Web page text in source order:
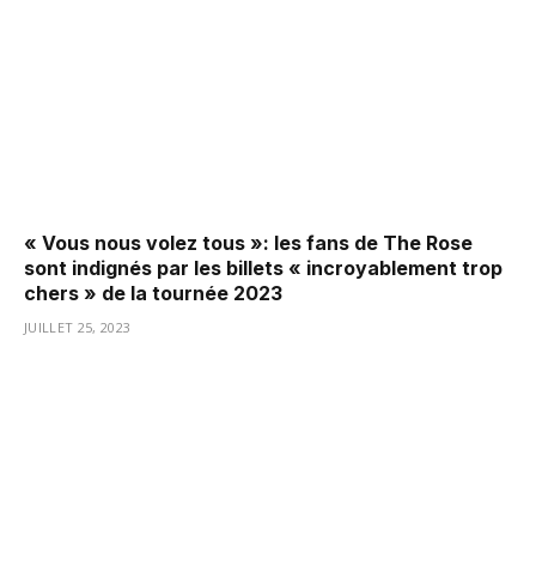
« Vous nous volez tous »: les fans de The Rose
sont indignés par les billets « incroyablement trop
chers » de la tournée 2023
JUILLET 25, 2023